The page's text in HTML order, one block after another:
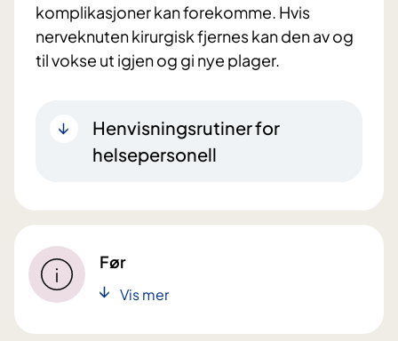
komplikasjoner kan forekomme. Hvis
nerveknuten kirurgisk fjernes kan den av og
til vokse ut igjen og gi nye plager.
Henvisningsrutiner for
helsepersonell
Før
Vis mer